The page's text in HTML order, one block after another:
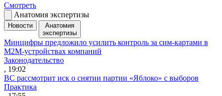
Смотреть
Анатомия экспертизы
Новости
Анатомия
экспертизы
Минцифры предложило усилить контроль за сим-картами в
M2M-устройствах компаний
Законодательство
, 19:02
ВС рассмотрит иск о снятии партии «Яблоко» с выборов
Практика